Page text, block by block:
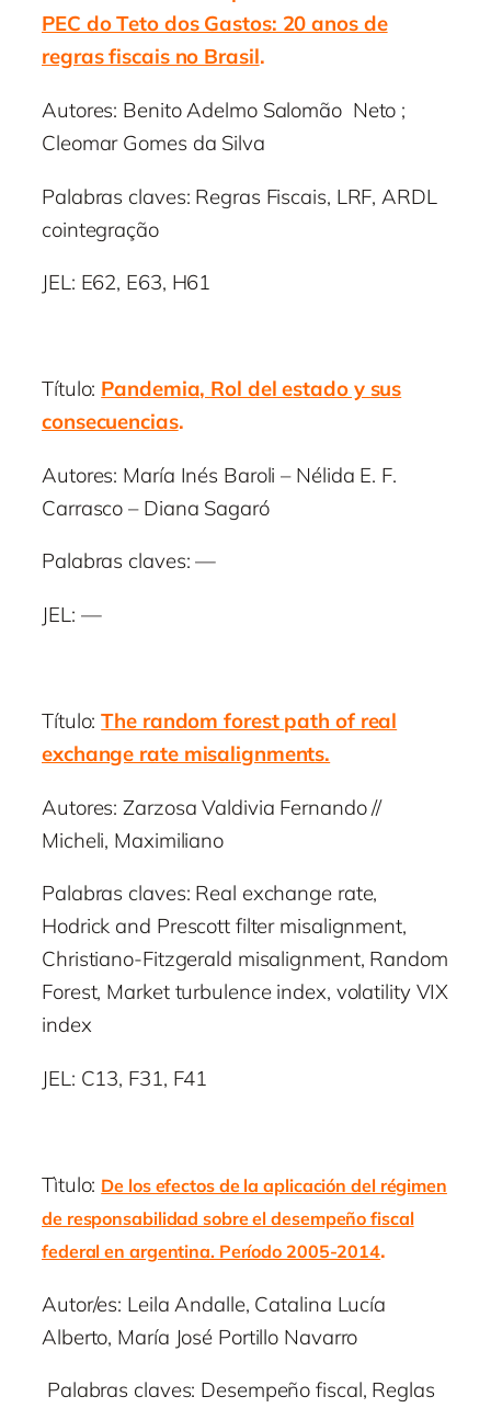
PEC do Teto dos Gastos: 20 anos de
regras fiscais no Brasil.
Autores: Benito Adelmo Salomão Neto ;
Cleomar Gomes da Silva
Palabras claves: Regras Fiscais, LRF, ARDL
cointegração
JEL: E62, E63, H61
Título: Pandemia, Rol del estado y sus
consecuencias.
Autores: María Inés Baroli – Nélida E. F.
Carrasco – Diana Sagaró
Palabras claves: —
JEL: —
Título:The random forest path of real
exchange rate misalignments.
Autores: Zarzosa Valdivia Fernando //
Micheli, Maximiliano
Palabras claves: Real exchange rate,
Hodrick and Prescott filter misalignment,
Christiano-Fitzgerald misalignment, Random
Forest, Market turbulence index, volatility VIX
index
JEL: C13, F31, F41
Tìtulo: De los efectos de la aplicación del régimen
de responsabilidad sobre el desempeño fiscal
federal en argentina. Período 2005-2014.
Autor/es: Leila Andalle, Catalina Lucía
Alberto, María José Portillo Navarro
Palabras claves: Desempeño fiscal, Reglas